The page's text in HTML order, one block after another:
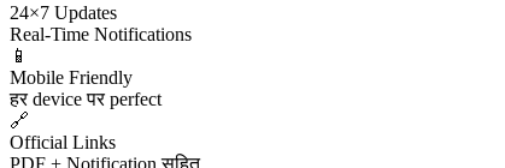
24×7 Updates
Real-Time Notifications
📱
Mobile Friendly
हर device पर perfect
🔗
Official Links
PDF + Notification सहित